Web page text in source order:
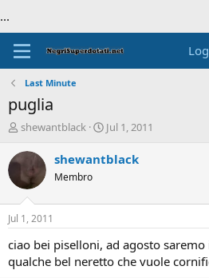
...
Last Minute
puglia
T
r
a
d
s
t
a
t
shewantblack
S
a
t
e
Jul 1, 2011
shewantblack
Membro
Jul 1, 2011
ciao bei piselloni, ad agosto
qualche bel neretto che vuole